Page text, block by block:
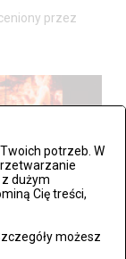
potrzeb. W
dużym
Cię treści,
możesz
przez